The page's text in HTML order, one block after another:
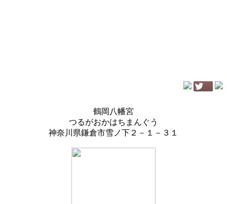
鶴岡八幡宮
つるがおかはちまんぐう
神奈川県鎌倉市雪ノ下２－１－３１